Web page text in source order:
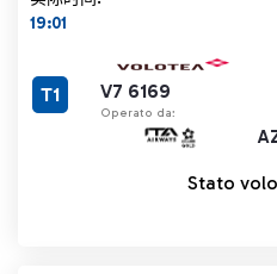
19:01
V7 6169
Operato da:
T1
Stato